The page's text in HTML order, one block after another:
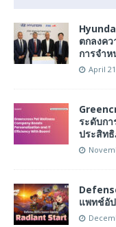
ตกลงค
การจำ
April
ระดับก
ประสิท
แพทช์อั